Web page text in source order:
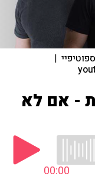
|
- אם לא
00:00